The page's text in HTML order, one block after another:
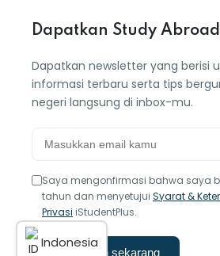
Dapatkan Study
Dapatkan newsletter yang berisi
informasi terbaru serta tips
negeri langsung di inbox-mu.
Saya mengonfirmasi bahwa saya
tahun dan menyetujui Syarat &
Privasi iStudentPlus.
Langganan sekarang
Indonesia